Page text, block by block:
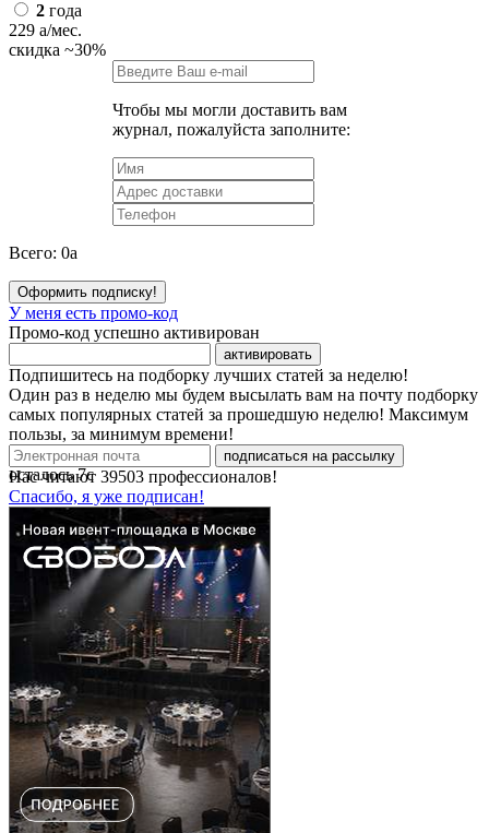
2 года
229 a/мес.
скидка ~30%
Чтобы мы могли доставить вам
журнал, пожалуйста заполните:
Всего: 0a
Оформить подписку!
У меня есть промо-код
Промо-код успешно активирован
активировать
Подпишитесь на подборку лучших статей за неделю!
Один раз в неделю мы будем высылать вам на почту подборку
самых популярных статей за прошедшую неделю! Максимум
пользы, за минимум времени!
подписаться на рассылку
Нас читают 39503 профессионалов!
Спасибо, я уже подписан!
осталось7с